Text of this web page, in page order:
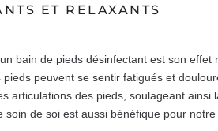
ET RELAXANTS
bain de pieds désinfectant est son
peuvent se sentir fatigués et
articulations des pieds, soulageant ainsi
de soi est aussi bénéfique pour